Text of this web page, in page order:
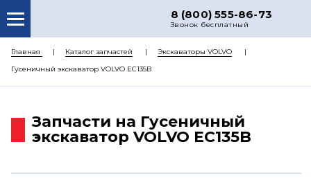
8 (800) 555-86-73
Звонок бесплатный
О НАС
КАТАЛОГ ЗАПЧАСТЕЙ
ДОСТАВКА
Главная Каталог запчастей
Экскаваторы VOLVO
Гусеничный экскаватор VOLVO EC135B
Запчасти на Гусеничный
экскаватор VOLVO EC135B